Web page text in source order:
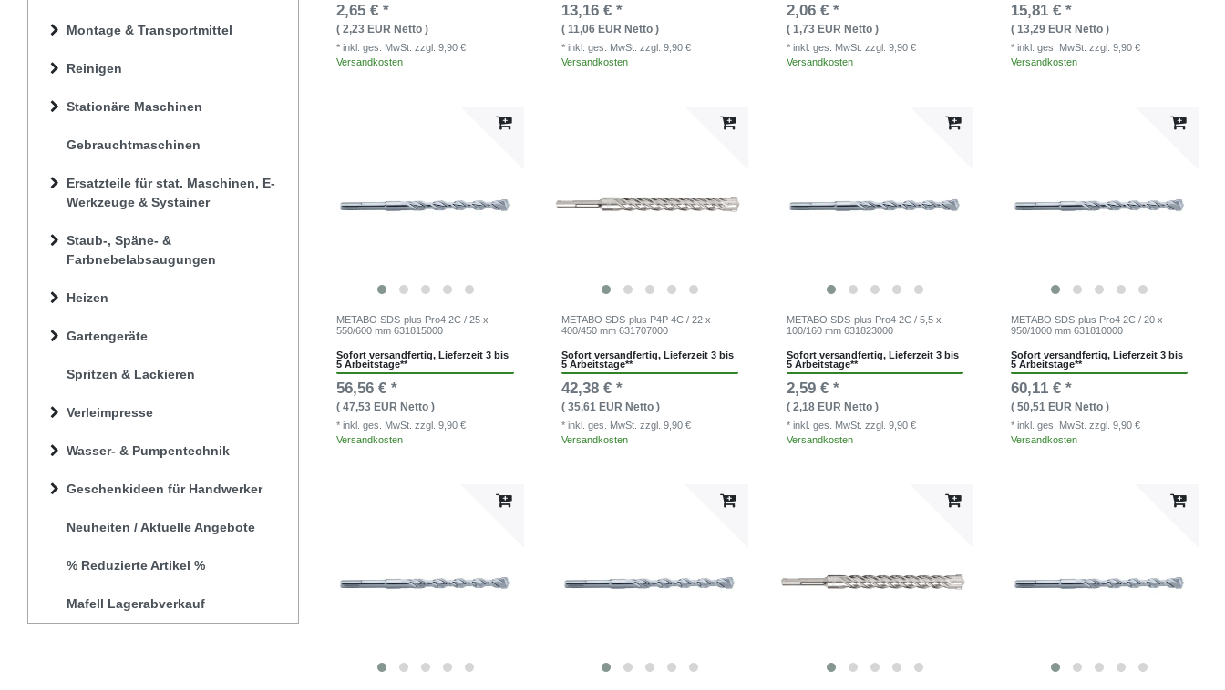
Montage & Transportmittel
Reinigen
Stationäre Maschinen
Gebrauchtmaschinen
Ersatzteile für stat. Maschinen, E-
Werkzeuge & Systainer
Staub-, Späne- &
Farbnebelabsaugungen
Heizen
Gartengeräte
Spritzen & Lackieren
Verleimpresse
Wasser- & Pumpentechnik
Geschenkideen für Handwerker
Neuheiten / Aktuelle Angebote
% Reduzierte Artikel %
Mafell Lagerabverkauf
2,65 € *
( 2,23 EUR Netto )
* inkl. ges. MwSt.zzgl. 9,90 €
Versandkosten
13,16 € *
( 11,06 EUR Netto )
* inkl. ges. MwSt. zzgl. 9,90 €
Versandkosten
2,06 € *
( 1,73 EUR Netto )
* inkl. ges. MwSt. zzgl. 9,90 €
Versandkosten
15,81 € *
( 13,29 EUR Netto )
* inkl. ges. MwSt.zzgl. 9,90 €
Versandkosten
METABO SDS-plus Pro4 2C / 25 x
550/600 mm 631815000
Sofort versandfertig, Lieferzeit 3 bis
5 Arbeitstage**
56,56 € *
( 47,53 EUR Netto )
* inkl. ges. MwSt.zzgl. 9,90 €
Versandkosten
METABO SDS-plus P4P 4C / 22 x
400/450 mm 631707000
Sofort versandfertig, Lieferzeit 3 bis
5 Arbeitstage**
42,38 € *
( 35,61 EUR Netto )
* inkl. ges. MwSt. zzgl. 9,90 €
Versandkosten
METABO SDS-plus Pro4 2C / 5,5 x
100/160 mm 631823000
Sofort versandfertig, Lieferzeit 3 bis
5 Arbeitstage**
2,59 € *
( 2,18 EUR Netto )
* inkl. ges. MwSt. zzgl. 9,90 €
Versandkosten
METABO SDS-plus Pro4 2C / 20 x
950/1000 mm 631810000
Sofort versandfertig, Lieferzeit 3 bis
5 Arbeitstage**
60,11 € *
( 50,51 EUR Netto )
* inkl. ges. MwSt.zzgl. 9,90 €
Versandkosten